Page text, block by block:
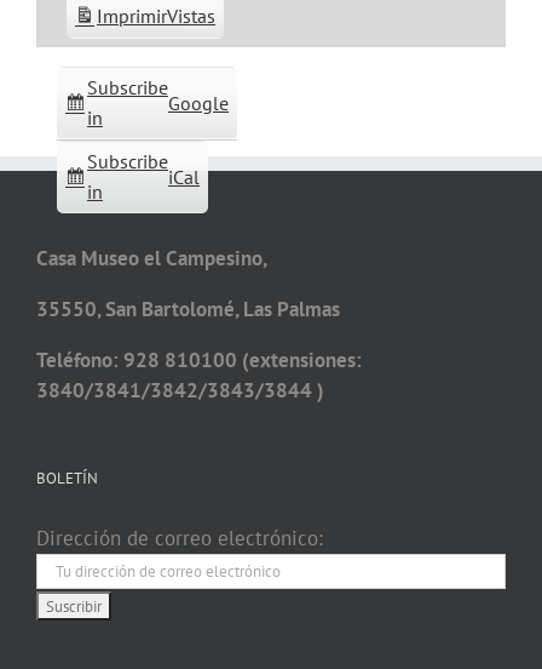
Subscribe
in
Google
Subscribe
in
iCal
ImprimirVistas
Casa Museo el Campesino,
35550, San Bartolomé, Las Palmas
Teléfono: 928 810100 (extensiones:
3840/3841/3842/3843/3844 )
BOLETÍN
Dirección de correo electrónico: